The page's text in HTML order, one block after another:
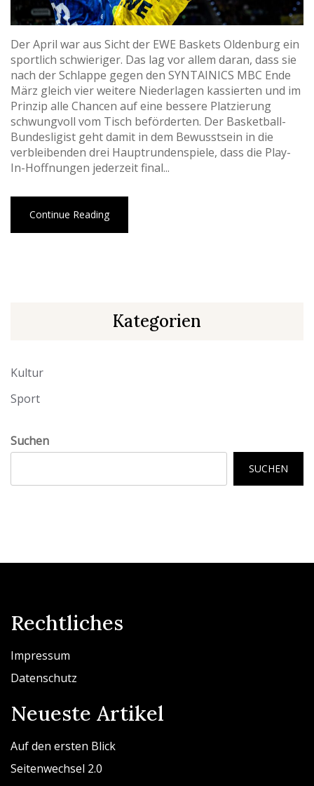
Der April war aus Sicht der EWE Baskets Oldenburg ein
sportlich schwieriger. Das lag vor allem daran, dass sie
nach der Schlappe gegen den SYNTAINICS MBC Ende
März gleich vier weitere Niederlagen kassierten und im
Prinzip alle Chancen auf eine bessere Platzierung
schwungvoll vom Tisch beförderten. Der Basketball-
Bundesligist geht damit in dem Bewusstsein in die
verbleibenden drei Hauptrundenspiele, dass die Play-
In-Hoffnungen jederzeit final...
Continue Reading
Kategorien
Kultur
Sport
Suchen
SUCHEN
Rechtliches
Impressum
Datenschutz
Neueste Artikel
Auf den ersten Blick
Seitenwechsel 2.0